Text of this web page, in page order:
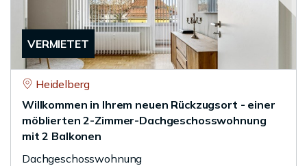
VERMIETET
Heidelberg
Willkommen in Ihrem neuen Rückzugsort - einer
möblierten 2-Zimmer-Dachgeschosswohnung
mit 2 Balkonen
Dachgeschosswohnung